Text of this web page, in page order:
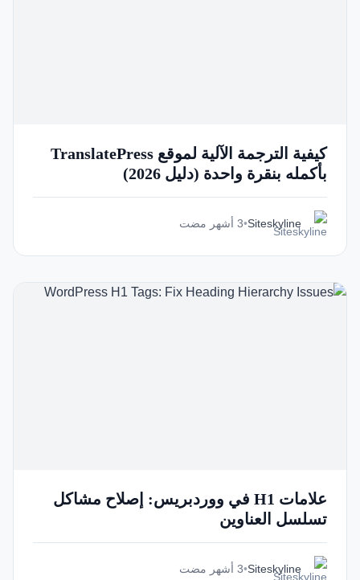
كيفية الترجمة الآلية لموقع TranslatePress
بأكمله بنقرة واحدة (دليل 2026)
Siteskyline
•3 أشهر مضت
علامات H1 في ووردبريس: إصلاح مشاكل
تسلسل العناوين
Siteskyline
•3 أشهر مضت